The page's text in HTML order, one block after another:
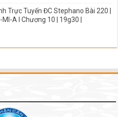
Trực Tuyến ĐC Stephano Bài 220 |
MI-A I Chương 10 | 19g30 |